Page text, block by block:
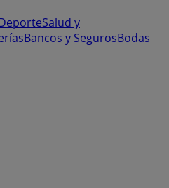
Salud y
Bancos y SegurosBodas